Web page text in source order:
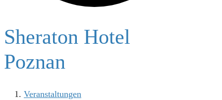
Sheraton Hotel
Poznan
Veranstaltungen